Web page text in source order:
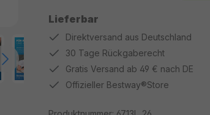
Lieferbar
Direktversand aus Deutschland
30 Tage Rückgaberecht
Gratis Versand ab 49 € nach DE
Offizieller Bestway®Store